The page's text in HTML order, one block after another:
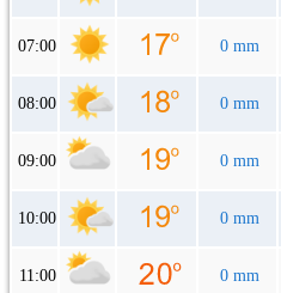
07:00 0 mm
08:00 0 mm
09:00 0 mm
10:00 0 mm
11:00 0 mm